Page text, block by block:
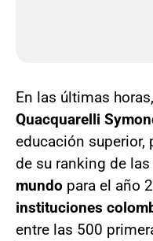
En las últimas
Quacquarelli
educación superior,
de su ranking de las
mundo para el año
instituciones
entre las 500